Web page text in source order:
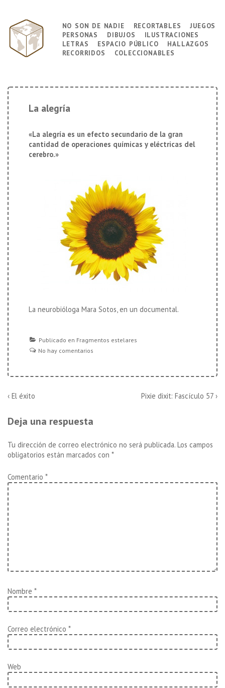
contenido
principal
Navegación
principal
no son de nadie recortables juegos
personas dibujos ilustraciones
letras espacio público hallazgos
recorridos coleccionables
La alegría
«La alegría es un efecto secundario de la gran
cantidad de operaciones químicas y eléctricas del
cerebro.»
La neurobióloga Mara Sotos, en un documental.
Publicado en Fragmentos estelares
No hay comentarios
Navegación
de
entradas
La
es
‹ El éxito
La
Pixie dixit: Fascículo 57 ›
Deja una respuesta
Tu dirección de correo electrónico no será publicada. Los campos
obligatorios están marcados con *
Comentario *
Nombre *
Correo electrónico *
Web